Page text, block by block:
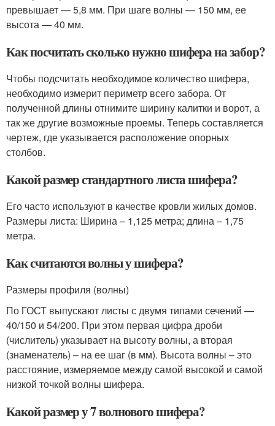
превышает — 5,8 мм. При шаге волны — 150 мм, ее
высота — 40 мм.
Как посчитать сколько нужно шифера на забор?
Чтобы подсчитать необходимое количество шифера,
необходимо измерит периметр всего забора. От
полученной длины отнимите ширину калитки и ворот, а
так же другие возможные проемы. Теперь составляется
чертеж, где указывается расположение опорных
столбов.
Какой размер стандартного листа шифера?
Его часто используют в качестве кровли жилых домов.
Размеры листа: Ширина – 1,125 метра; длина – 1,75
метра.
Как считаются волны у шифера?
Размеры профиля (волны)
По ГОСТ выпускают листы с двумя типами сечений —
40/150 и 54/200. При этом первая цифра дроби
(числитель) указывает на высоту волны, а вторая
(знаменатель) – на ее шаг (в мм). Высота волны – это
расстояние, измеряемое между самой высокой и самой
низкой точкой волны шифера.
Какой размер у 7 волнового шифера?